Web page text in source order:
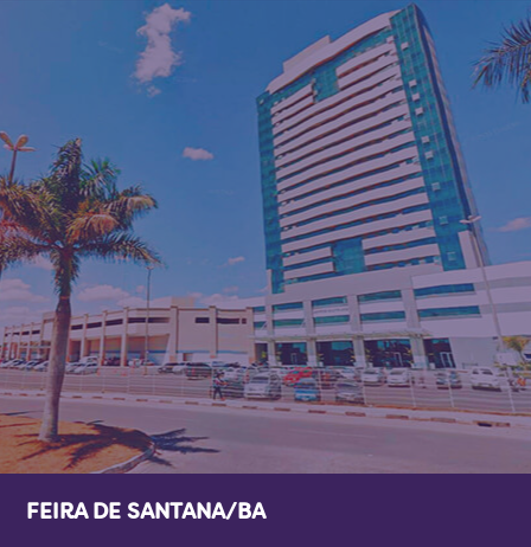
FEIRA DE SANTANA/BA